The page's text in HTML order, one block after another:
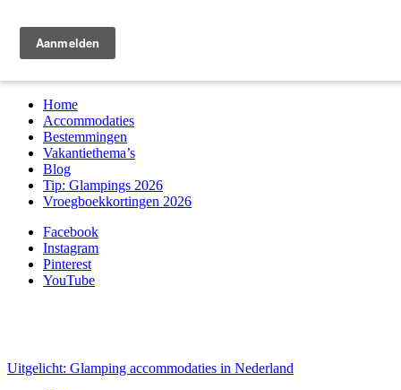
Home
Accommodaties
Bestemmingen
Vakantiethema’s
Blog
Tip: Glampings 2026
Vroegboekkortingen 2026
Facebook
Instagram
Pinterest
YouTube
Uitgelicht: Glamping accommodaties in Nederland